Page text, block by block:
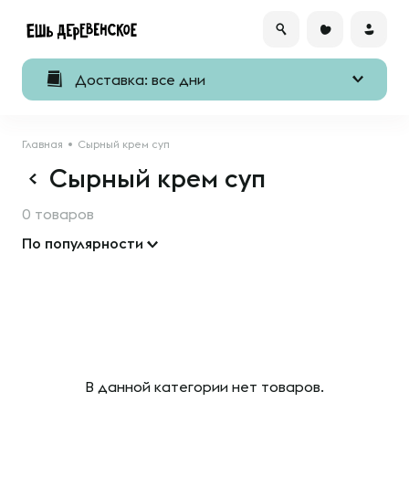
Доставка: все дни
Главная Сырный крем суп
Сырный крем суп
0 товаров
По популярности
В данной категории нет товаров.